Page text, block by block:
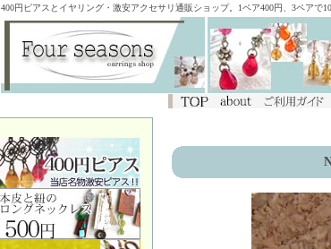
400円ピアスとイヤリング・激安アクセサリ通販ショップ。1ペア400円、3ペアで